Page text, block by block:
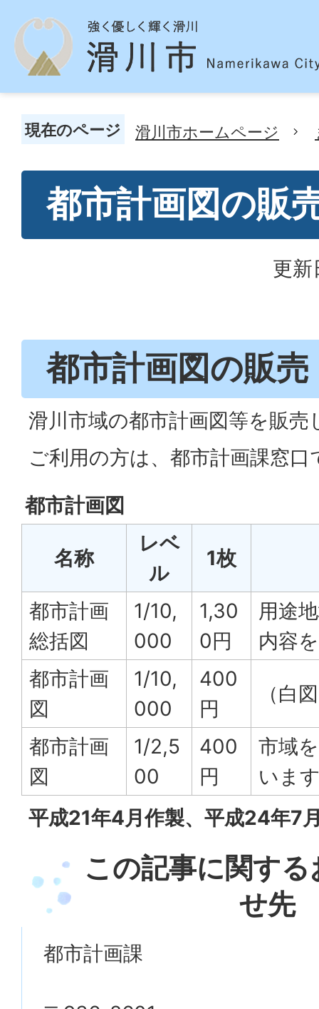
現在のページ 滑川市ホームページ
都市計画図の販
更
都市計画図の販売
滑川市域の都市計画図等を販売
ご利用の方は、都市計画課窓
都市計画図
名称
レベ
ル
1枚
都市計画
総括図
1/10,
000
1,30
0円
用途
内容
都市計画
図
1/10,
000
400
円
（白
都市計画
図
1/2,5
00
400
円
市域
いま
平成21年4月作製、平成24年7
この記事に関す
せ先
都市計画課